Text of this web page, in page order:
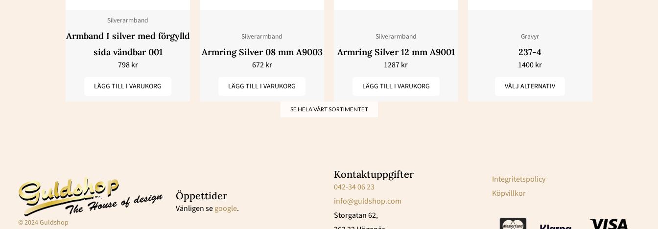
Silverarmband
Armband I silver med förgylld
sida vändbar 001
798kr
LÄGG TILL I VARUKORG
Silverarmband
Armring Silver 08 mm A9003
672kr
LÄGG TILL I VARUKORG
Silverarmband
Armring Silver 12 mm A9001
1287kr
LÄGG TILL I VARUKORG
Gravyr
237-4
1400kr
VÄLJ ALTERNATIV
alternativen
kan
väljas
SE HELA VÅRT SORTIMENTET
© 2024 Guldshop
Öppettider
Vänligen segoogle.
Kontaktuppgifter
042-34 06 23
info@guldshop.com
Storgatan 62,
Integritetspolicy
Köpvillkor